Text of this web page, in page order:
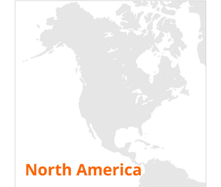
funkcjonalny.
Clément Tissandier jest absolwentem ENSCI/Les
Ateliers.
„Na potrzeby tego projektu z RENTALOAD
całkowicie przeprojektowaliśmy produkt, od jego
wewnętrznej architektury do najdrobniejszych
szczegółów użytkowania: montażu/demontażu,
chwytania, przenoszenia, instalacji. Celem było
uczynienie produktu coraz bardziej usprawnionym,
aby jak najściślej odpowiadał potrzebom
„Clément Tissandier, Projektant
ZOBACZ WSZYSTKIE ZASOBY